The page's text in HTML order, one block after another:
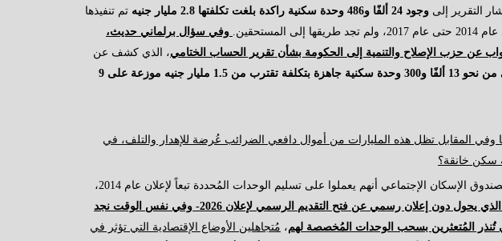
التقرير إلى وجود 24 ألفًا و486 وحدة سكنية راكدة بلغت تكلفتها 2.8 مليار جنيه
تم تنفيذها
وفي سؤال برلماني حديث،
عن حزب الإصلاح والتنمية إلى الحكومة بشأن تقرير الحساب الختامي، الذي كشف عن
عدم استفادة صندوق الإسكان الاجتماعي من نحو 13 ألفًا و300 وحدة سكنية جاهزة بتكلفة تقترب من 1.5 مليار جنيه موزعة على 9
وفي المقابل تظل هذه المليارات من أموال دافعي الضرائب عُرضة للإهدار والتلف، في
سكن خانقة؟
تبعاً لأحدث تصريحات الرئيس التنفيذي لصندوق الإسكان الإجتماعي أنهم يعملوا على تسليم الوحدات المُحددة تبعاً لإعلان عام 2014،
ذلك الأمر الذي يحول دون إعلان رسمي عن فتح التقديم الرسمي لإعلان 2026- وفي نفس الوقت نجد
تُنذر المُتعثرين بسحب الوحدات المُخصصة لهم، مُتجاهلين الأوضاع الإقتصادية التي تؤثر في